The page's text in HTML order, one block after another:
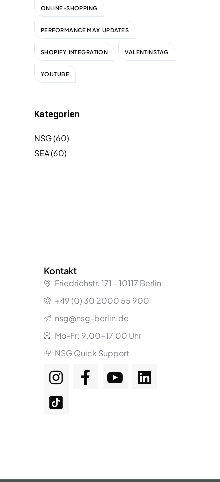
ONLINE-SHOPPING
PERFORMANCE MAX‑UPDATES
SHOPIFY‑INTEGRATION VALENTINSTAG
YOUTUBE
Kategorien
NSG(60)
SEA(60)
Kontakt
Friedrichstr.171 - 10117 Berlin
+49 (0) 30 2000 55 900
nsg@nsg-berlin.de
Mo-Fr: 9.00-17.00 Uhr
NSG Quick Support